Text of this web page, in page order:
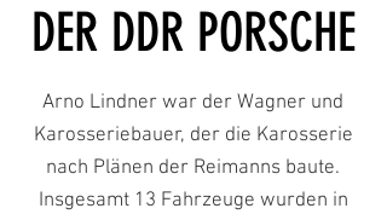
DER DDR PORSCHE
Arno Lindner war der Wagner und
Karosseriebauer, der die Karosserie
nach Plänen der Reimanns baute.
Insgesamt 13 Fahrzeuge wurden in